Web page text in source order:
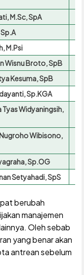
M.Sc, SpA
M.Psi
Wisnu Broto, SpB
Kesuma, SpB
Sp.KGA
Tyas Widyaningsih,
Wibisono,
Sp.OG
Setyahadi, SpS
berubah
manajemen
Oleh sebab
yang benar akan
antrean sebelum